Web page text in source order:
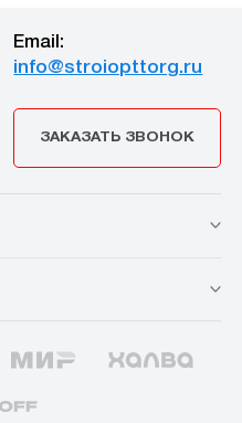
Email:
info@stroiopttorg.ru
ЗАКАЗАТЬ ЗВОНОК